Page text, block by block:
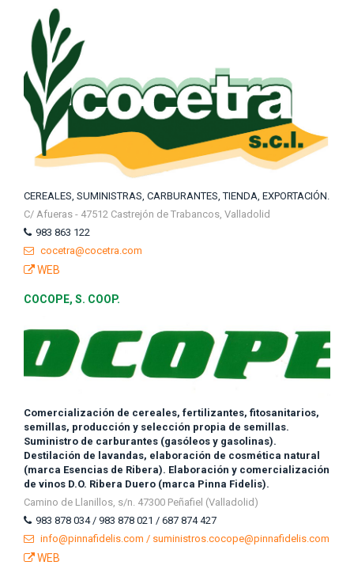
CEREALES, SUMINISTRAS, CARBURANTES, TIENDA, EXPORTACIÓN.
C/ Afueras - 47512 Castrejón de Trabancos, Valladolid
983 863 122
cocetra@cocetra.com
WEB
COCOPE, S. COOP.
Comercialización de cereales, fertilizantes, fitosanitarios,
semillas, producción y selección propia de semillas.
Suministro de carburantes (gasóleos y gasolinas).
Destilación de lavandas, elaboración de cosmética natural
(marca Esencias de Ribera). Elaboración y comercialización
de vinos D.O. Ribera Duero (marca Pinna Fidelis).
Camino de Llanillos, s/n. 47300 Peñafiel (Valladolid)
983 878 034 / 983 878 021 / 687 874 427
info@pinnafidelis.com / suministros.cocope@pinnafidelis.com
WEB